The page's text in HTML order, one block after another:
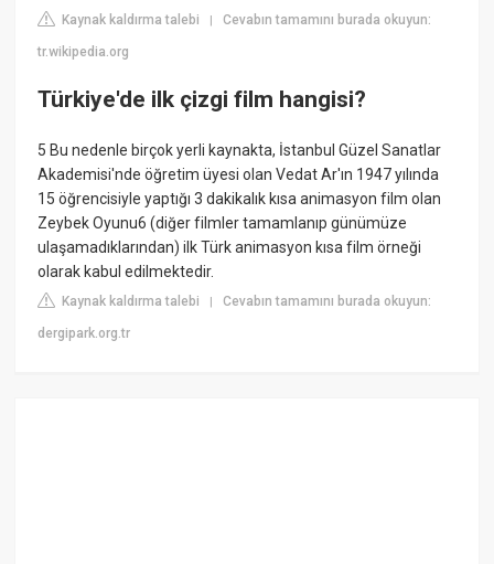
Kaynak kaldırma talebi |Cevabın tamamını burada okuyun:
tr.wikipedia.org
Türkiye'de ilk çizgi film hangisi?
5 Bu nedenle birçok yerli kaynakta, İstanbul Güzel Sanatlar
Akademisi'nde öğretim üyesi olan Vedat Ar'ın 1947 yılında
15 öğrencisiyle yaptığı 3 dakikalık kısa animasyon film olan
Zeybek Oyunu6 (diğer filmler tamamlanıp günümüze
ulaşamadıklarından) ilk Türk animasyon kısa film örneği
olarak kabul edilmektedir.
Kaynak kaldırma talebi |Cevabın tamamını burada okuyun:
dergipark.org.tr